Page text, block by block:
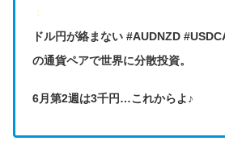
：
ドル円が絡まない #AUDNZD
の通貨ペアで世界に分散投資。
6月第2週は3千円…これからよ♪